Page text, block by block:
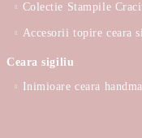
Colectie Stampile
Accesorii topire ceara
Ceara sigiliu
Inimioare ceara